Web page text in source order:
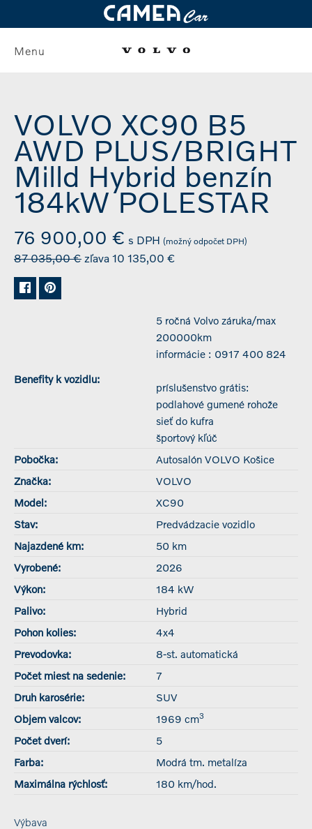
Menu
VOLVO XC90 B5
AWD PLUS/BRIGHT
Milld Hybrid benzín
184kW POLESTAR
76 900,00 € s DPH (možný odpočet DPH)
87 035,00 € zľava 10 135,00 €
Benefity k vozidlu:
5 ročná Volvo záruka/max
200000km
informácie : 0917 400 824
príslušenstvo grátis:
podlahové gumené rohože
sieť do kufra
športový kľúč
Pobočka:
Autosalón VOLVO Košice
Značka:
VOLVO
Model:
XC90
Stav:
Predvádzacie vozidlo
Najazdené km:
50 km
Vyrobené:
2026
Výkon:
184 kW
Palivo:
Hybrid
Pohon kolies:
4x4
Prevodovka:
8-st. automatická
Počet miest na sedenie:
7
Druh karosérie:
SUV
Objem valcov:
1969 cm3
Počet dverí:
5
Farba:
Modrá tm. metalíza
Maximálna rýchlosť:
180 km/hod.
Výbava